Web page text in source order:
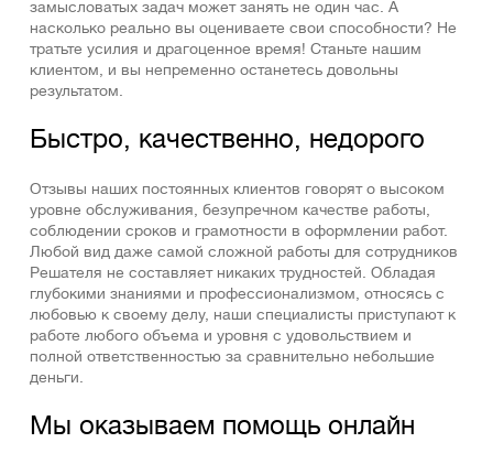
замысловатых задач может занять не один час. А
насколько реально вы оцениваете свои способности? Не
тратьте усилия и драгоценное время! Станьте нашим
клиентом, и вы непременно останетесь довольны
результатом.
Быстро, качественно, недорого
Отзывы наших постоянных клиентов говорят о высоком
уровне обслуживания, безупречном качестве работы,
соблюдении сроков и грамотности в оформлении работ.
Любой вид даже самой сложной работы для сотрудников
Решателя не составляет никаких трудностей. Обладая
глубокими знаниями и профессионализмом, относясь с
любовью к своему делу, наши специалисты приступают к
работе любого объема и уровня с удовольствием и
полной ответственностью за сравнительно небольшие
деньги.
Мы оказываем помощь онлайн